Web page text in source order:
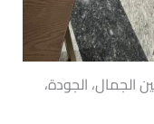
الجمال، الجودة،